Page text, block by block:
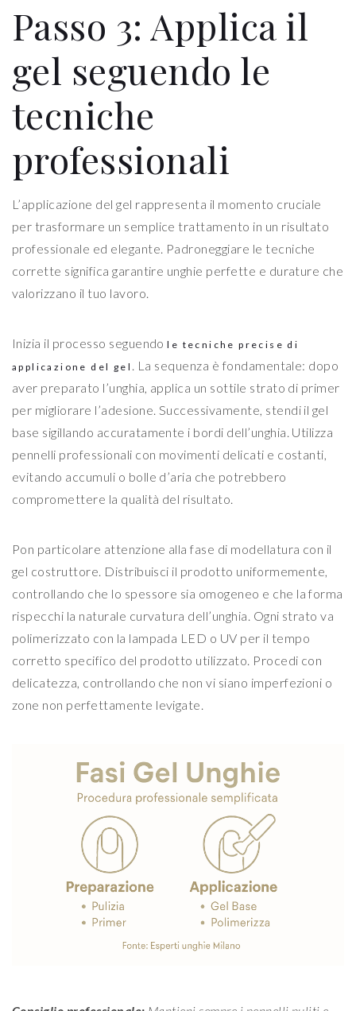
Passo 3: Applica il
gel seguendo le
tecniche
professionali
L’applicazione del gel rappresenta il momento cruciale
per trasformare un semplice trattamento in un risultato
professionale ed elegante. Padroneggiare le tecniche
corrette significa garantire unghie perfette e durature che
valorizzano il tuo lavoro.
Inizia il processo seguendole tecniche precise di
applicazione del gel . La sequenza è fondamentale: dopo
aver preparato l’unghia, applica un sottile strato di primer
per migliorare l’adesione. Successivamente, stendi il gel
base sigillando accuratamente i bordi dell’unghia. Utilizza
pennelli professionali con movimenti delicati e costanti,
evitando accumuli o bolle d’aria che potrebbero
compromettere la qualità del risultato.
Pon particolare attenzione alla fase di modellatura con il
gel costruttore. Distribuisci il prodotto uniformemente,
controllando che lo spessore sia omogeneo e che la forma
rispecchi la naturale curvatura dell’unghia. Ogni strato va
polimerizzato con la lampada LED o UV per il tempo
corretto specifico del prodotto utilizzato. Procedi con
delicatezza, controllando che non vi siano imperfezioni o
zone non perfettamente levigate.